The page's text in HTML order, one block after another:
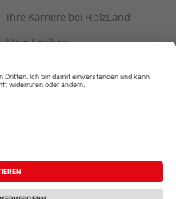
Ihre Karriere bei HolzLand
Holz-Lexikon
Nutzungsbedingungen
Vertrag widerrufen